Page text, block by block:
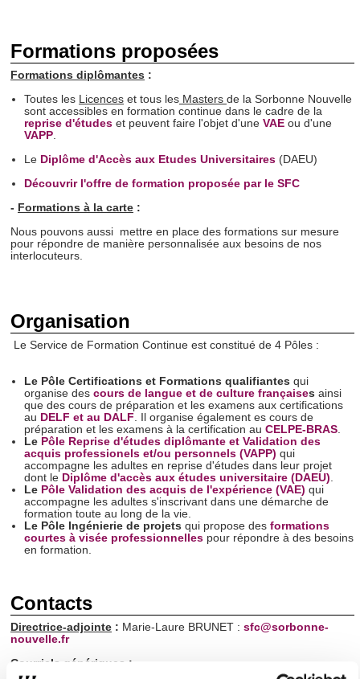
Formations proposées
Formations diplômantes :
Toutes les
Licences et tous les Masters de la Sorbonne Nouvelle
sont accessibles en formation continue dans le cadre de la
reprise d'études et peuvent faire l'objet d'une VAE ou d'une
VAPP
Le Diplôme d'Accès aux Etudes Universitaires (DAEU)
Découvrir l'offre de formation proposée par le SFC
- Formations à la carte :
Nous pouvons aussi mettre en place des formations sur mesure
pour répondre de manière personnalisée aux besoins de nos
interlocuteurs.
Organisation
Le Service de Formation Continue est constitué de 4 Pôles :
Le Pôle Certifications et Formations qualifiantes qui
organise des cours de langue et de culture françaises ainsi
que des cours de préparation et les examens aux certifications
au DELF et au DALF . Il organise également es cours de
préparation et les examens à la certification au CELPE-BRAS
Le Pôle Reprise d'études diplômante et Validation des
acquis professionels et/ou personnels (VAPP) qui
accompagne les adultes en reprise d'études dans leur projet
dont le Diplôme d'accès aux études universitaire (DAEU)
Le Pôle Validation des acquis de l'expérience (VAE) qui
accompagne les adultes s'inscrivant dans une démarche de
formation toute au long de la vie.
Le Pôle Ingénierie de projets qui propose des formations
courtes à visée professionnelles pour répondre à des besoins
en formation.
Contacts
Directrice-adjointe : Marie-Laure BRUNET : sfc@sorbonne-
nouvelle.fr
Courriels génériques :